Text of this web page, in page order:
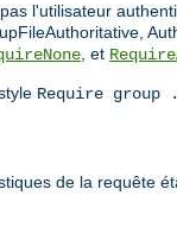
l'utilisateur
, et
Require group
de la requête